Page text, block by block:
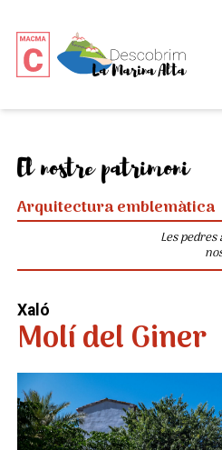
El nostre patrimoni
Arquitectura emblemàtica
Les
Xaló
Molí del Giner